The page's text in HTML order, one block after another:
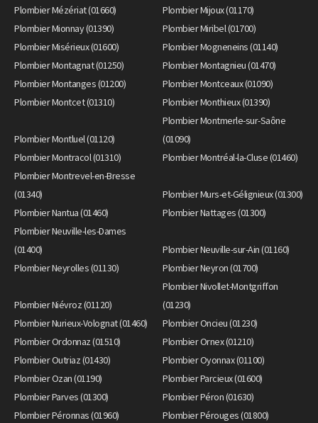
Plombier Mézériat (01660)
Plombier Mijoux (01170)
Plombier Mionnay (01390)
Plombier Miribel (01700)
Plombier Misérieux (01600)
Plombier Mogneneins (01140)
Plombier Montagnat (01250)
Plombier Montagnieu (01470)
Plombier Montanges (01200)
Plombier Montceaux (01090)
Plombier Montcet (01310)
Plombier Monthieux (01390)
Plombier Montluel (01120)
Plombier Montmerle-sur-Saône
(01090)
Plombier Montracol (01310)
Plombier Montréal-la-Cluse (01460)
Plombier Montrevel-en-Bresse
(01340)
Plombier Murs-et-Gélignieux (01300)
Plombier Nantua (01460)
Plombier Nattages (01300)
Plombier Neuville-les-Dames
(01400)
Plombier Neuville-sur-Ain (01160)
Plombier Neyrolles (01130)
Plombier Neyron (01700)
Plombier Niévroz (01120)
Plombier Nivollet-Montgriffon
(01230)
Plombier Nurieux-Volognat (01460)
Plombier Oncieu (01230)
Plombier Ordonnaz (01510)
Plombier Ornex (01210)
Plombier Outriaz (01430)
Plombier Oyonnax (01100)
Plombier Ozan (01190)
Plombier Parcieux (01600)
Plombier Parves (01300)
Plombier Péron (01630)
Plombier Péronnas (01960)
Plombier Pérouges (01800)